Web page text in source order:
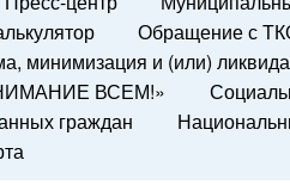
Обращение с
минимизация и (или)
ВСЕМ!»
граждан